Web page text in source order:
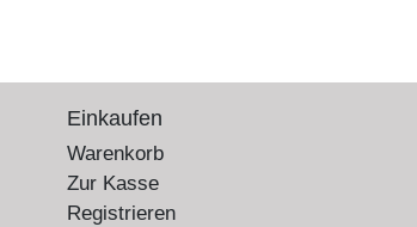
Einkaufen
Warenkorb
Zur Kasse
Registrieren